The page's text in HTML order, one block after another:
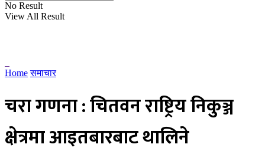
No Result
View All Result
Home समाचार
चरा गणना : चितवन राष्ट्रिय निकुञ्ज
क्षेत्रमा आइतबारबाट थालिने